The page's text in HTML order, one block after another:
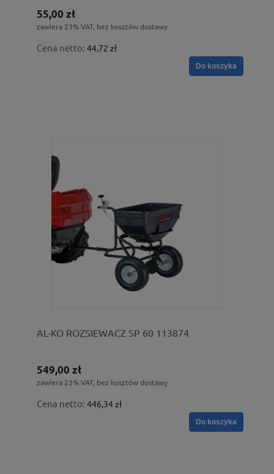
55,00 zł
zawiera 23% VAT, bez kosztów dostawy
Cena netto: 44,72 zł
Do koszyka
AL-KO ROZSIEWACZ SP 60 113874
549,00 zł
zawiera 23% VAT, bez kosztów dostawy
Cena netto: 446,34 zł
Do koszyka